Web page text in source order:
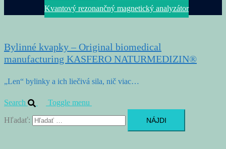
Kvantový rezonančný magnetický analyzátor
Bylinné kvapky – Original biomedical
manufacturing KASFERO NATURMEDIZIN®
„Len“ bylinky a ich liečivá sila, nič viac…
Search Toggle menu
Hľadať: